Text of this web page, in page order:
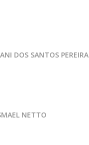
DOS SANTOS PEREIRA
NETTO